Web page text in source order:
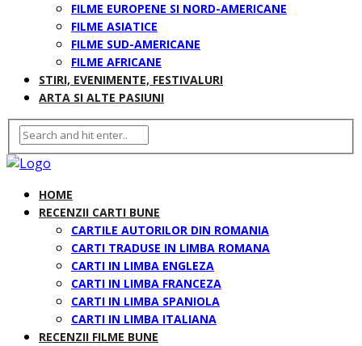
FILME EUROPENE SI NORD-AMERICANE
FILME ASIATICE
FILME SUD-AMERICANE
FILME AFRICANE
STIRI, EVENIMENTE, FESTIVALURI
ARTA SI ALTE PASIUNI
HOME
RECENZII CARTI BUNE
CARTILE AUTORILOR DIN ROMANIA
CARTI TRADUSE IN LIMBA ROMANA
CARTI IN LIMBA ENGLEZA
CARTI IN LIMBA FRANCEZA
CARTI IN LIMBA SPANIOLA
CARTI IN LIMBA ITALIANA
RECENZII FILME BUNE